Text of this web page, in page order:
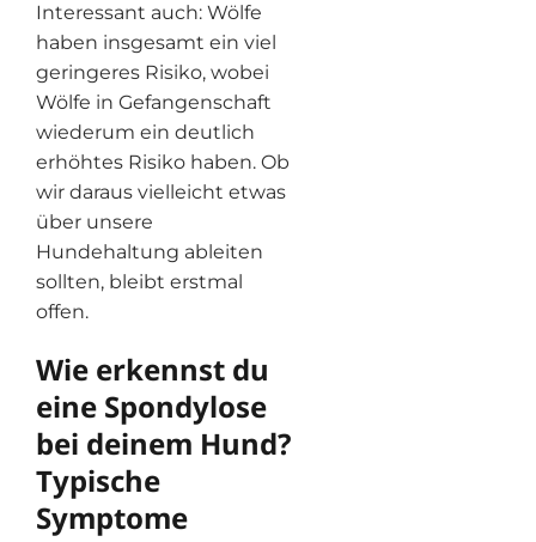
Interessant auch: Wölfe
haben insgesamt ein viel
geringeres Risiko, wobei
Wölfe in Gefangenschaft
wiederum ein deutlich
erhöhtes Risiko haben. Ob
wir daraus vielleicht etwas
über unsere
Hundehaltung ableiten
sollten, bleibt erstmal
offen.
Wie erkennst du
eine Spondylose
bei deinem Hund?
Typische
Symptome